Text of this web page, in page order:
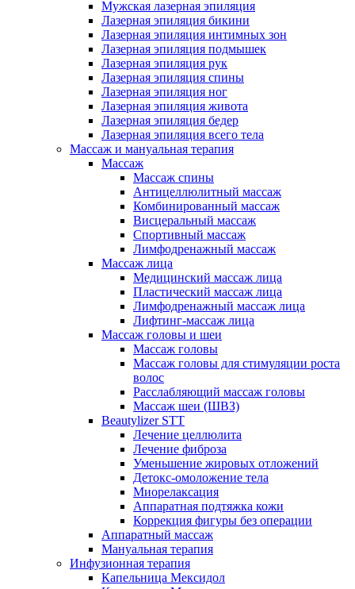
Мужская лазерная эпиляция
Лазерная эпиляция бикини
Лазерная эпиляция интимных зон
Лазерная эпиляция подмышек
Лазерная эпиляция рук
Лазерная эпиляция спины
Лазерная эпиляция ног
Лазерная эпиляция живота
Лазерная эпиляция бедер
Лазерная эпиляция всего тела
Массаж и мануальная терапия
Массаж
Массаж спины
Антицеллюлитный массаж
Комбинированный массаж
Висцеральный массаж
Спортивный массаж
Лимфодренажный массаж
Массаж лица
Медицинский массаж лица
Пластический массаж лица
Лимфодренажный массаж лица
Лифтинг-массаж лица
Массаж головы и шеи
Массаж головы
Массаж головы для стимуляции роста
волос
Расслабляющий массаж головы
Массаж шеи (ШВЗ)
Beautylizer STT
Лечение целлюлита
Лечение фиброза
Уменьшение жировых отложений
Детокс-омоложение тела
Миорелаксация
Аппаратная подтяжка кожи
Коррекция фигуры без операции
Аппаратный массаж
Мануальная терапия
Инфузионная терапия
Капельница Мексидол